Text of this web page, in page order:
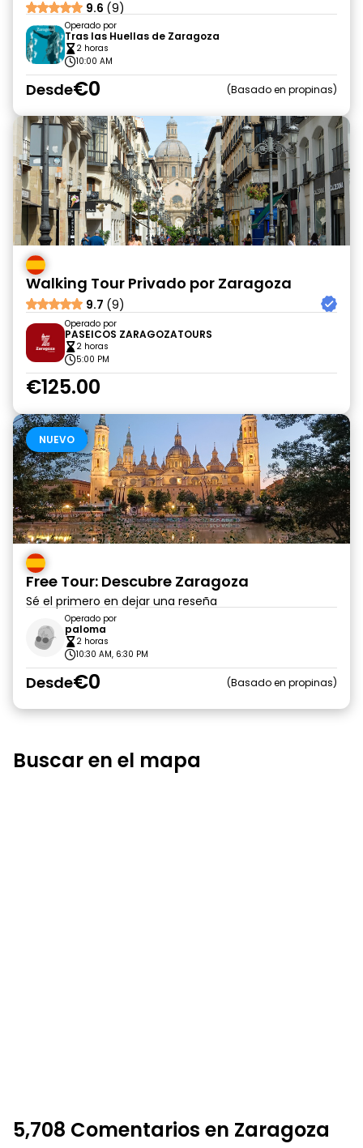
9.6 (9)
Operado por
Tras las Huellas de Zaragoza
2 horas
10:00 AM
Desde€0 Basado en propinas
Walking Tour Privado por Zaragoza
9.7 (9)
Operado por
PASEICOS ZARAGOZATOURS
2 horas
5:00 PM
€125.00
NUEVO
Free Tour: Descubre Zaragoza
Sé el primero en dejar una reseña
Operado por
paloma
2 horas
10:30 AM, 6:30 PM
Desde€0 Basado en propinas
Buscar en el mapa
5,708 Comentarios en Zaragoza